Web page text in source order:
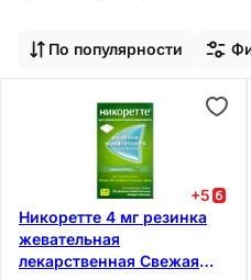
По популярности
+5
Никоретте 4 мг резинка
жевательная
лекарственная Свежая